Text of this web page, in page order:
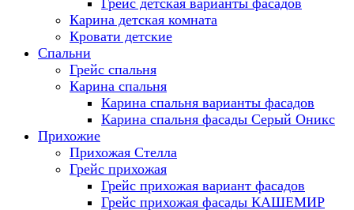
Грейс детская варианты фасадов
Карина детская комната
Кровати детские
Спальни
Грейс спальня
Карина спальня
Карина спальня варианты фасадов
Карина спальня фасады Серый Оникс
Прихожие
Прихожая Стелла
Грейс прихожая
Грейс прихожая вариант фасадов
Грейс прихожая фасады КАШЕМИР